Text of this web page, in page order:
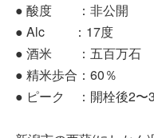
● 酸度 ：非公開
● Alc ：17度
● 酒米 ：五百万石
● 精米歩合：60％
● ピーク ：開栓後2〜3